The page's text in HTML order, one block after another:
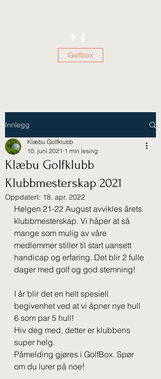
Golfbox
Innlegg
Klæbu Golfklubb
Klubbmesterskap 2021
Klæbu Golfklubb
10. juni 2021 1 min lesing
Oppdatert: 18. apr. 2022
Helgen 21-22 August avvikles årets
klubbmesterskap. Vi håper at så
mange som mulig av våre
medlemmer stiller til start uansett
handicap og erfaring. Det blir 2 fulle
dager med golf og god stemning!
I år blir det en helt spesiell
begivenhet ved at vi åpner nye hull
6 som par 5 hull!
Hiv deg med, detter er klubbens
super helg.
Påmelding gjøres i GolfBox. Spør
om du lurer på noe!